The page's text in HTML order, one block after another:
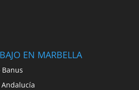
EN MARBELLA